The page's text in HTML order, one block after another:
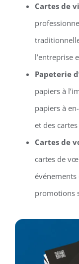
Cartes de
l’entreprise
Papeterie
papiers à
papiers à
et des
Cartes de
cartes de
événements
promotions